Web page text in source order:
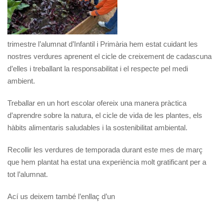
trimestre l’alumnat d’Infantil i Primària hem estat cuidant les
nostres verdures aprenent el cicle de creixement de cadascuna
d’elles i treballant la responsabilitat i el respecte pel medi
ambient.
Treballar en un hort escolar ofereix una manera pràctica
d’aprendre sobre la natura, el cicle de vida de les plantes, els
hàbits alimentaris saludables i la sostenibilitat ambiental.
Recollir les verdures de temporada durant este mes de març
que hem plantat ha estat una experiència molt gratificant per a
tot l’alumnat.
Ací us deixem també l’enllaç d’un